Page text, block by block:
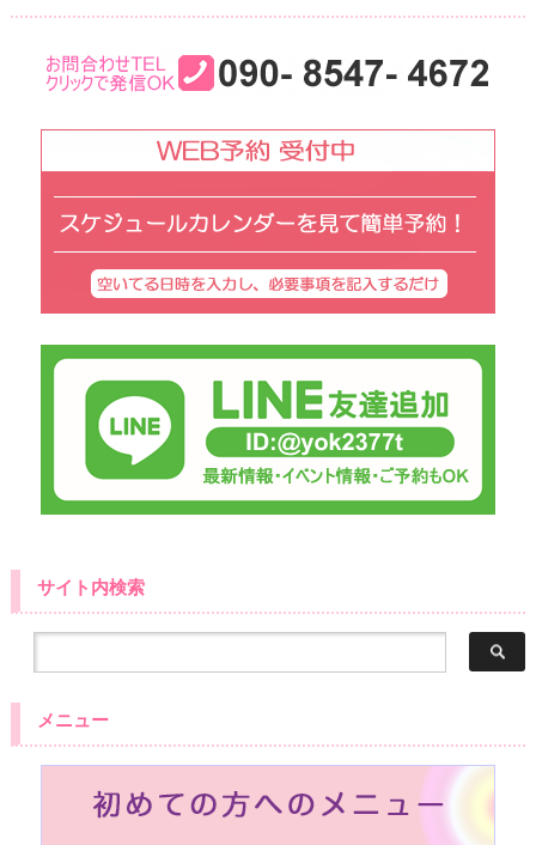
サイト内検索
メニュー